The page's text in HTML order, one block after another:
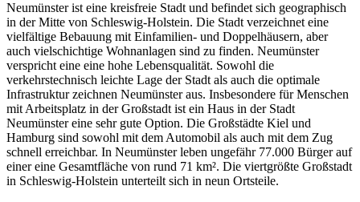
Neumünster ist eine kreisfreie Stadt und befindet sich geographisch
in der Mitte von Schleswig-Holstein. Die Stadt verzeichnet eine
vielfältige Bebauung mit Einfamilien- und Doppelhäusern, aber
auch vielschichtige Wohnanlagen sind zu finden. Neumünster
verspricht eine eine hohe Lebensqualität. Sowohl die
verkehrstechnisch leichte Lage der Stadt als auch die optimale
Infrastruktur zeichnen Neumünster aus. Insbesondere für Menschen
mit Arbeitsplatz in der Großstadt ist ein Haus in der Stadt
Neumünster eine sehr gute Option. Die Großstädte Kiel und
Hamburg sind sowohl mit dem Automobil als auch mit dem Zug
schnell erreichbar. In Neumünster leben ungefähr 77.000 Bürger auf
einer eine Gesamtfläche von rund 71 km². Die viertgrößte Großstadt
in Schleswig-Holstein unterteilt sich in neun Ortsteile.